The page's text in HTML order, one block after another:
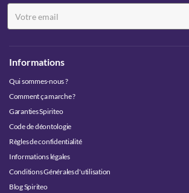
Informations
Qui sommes-nous ?
Comment ça marche ?
Garanties Spiriteo
Code de déontologie
Règles de confidentialité
Informations légales
Conditions Générales d'utilisation
Blog Spiriteo